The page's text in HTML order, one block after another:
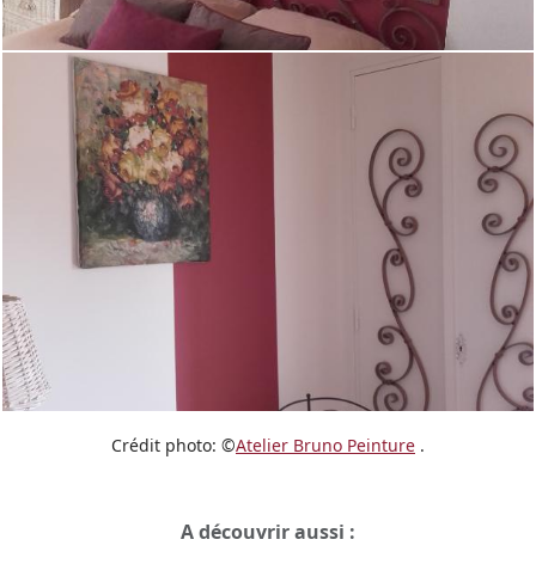
Crédit photo: ©Atelier Bruno Peinture .
A découvrir aussi :